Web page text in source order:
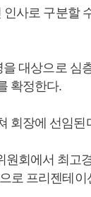
사로 구분할
대상으로 심
확정한다.
회장에 선임된
회에서 최고
로 프리젠테